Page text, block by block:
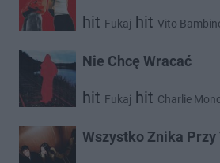
hit Fukaj hit Vito
Nie Chcę Wracać
hit Fukaj hit Charlie
Wszystko Znika Przy